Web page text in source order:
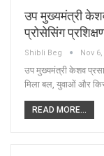
उप मुख्यमंत्री
प्रोसेसिंग
Shibli Beg Nov
उप मुख्यमंत्री केशव
मिला बल, युवाओं और
READ MORE...